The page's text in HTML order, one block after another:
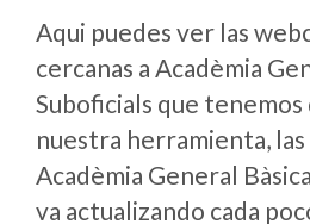
Aqui puedes ver las
cercanas a Acadèmia
Suboficials que tenemos
nuestra herramienta, las
Acadèmia General
va actualizando cada